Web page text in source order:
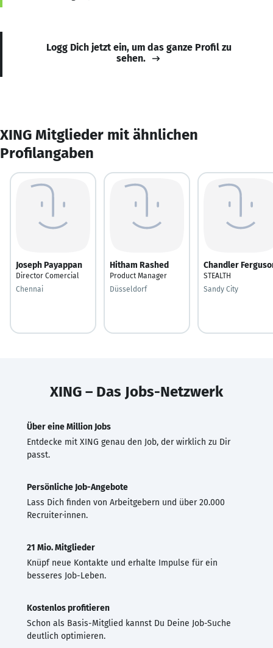
Logg Dich jetzt ein, um das ganze Profil zu
sehen.
XING Mitglieder mit ähnlichen
Profilangaben
Joseph Payappan
Director Comercial
Chennai
Hitham Rashed
Product Manager
Düsseldorf
Chandler
STEALTH
Sandy City
XING – Das Jobs-Netzwerk
Über eine Million Jobs
Entdecke mit XING genau den Job, der wirklich zu Dir
passt.
Persönliche Job-Angebote
Lass Dich finden von Arbeitgebern und über 20.000
Recruiter·innen.
21 Mio. Mitglieder
Knüpf neue Kontakte und erhalte Impulse für ein
besseres Job-Leben.
Kostenlos profitieren
Schon als Basis-Mitglied kannst Du Deine Job-Suche
deutlich optimieren.